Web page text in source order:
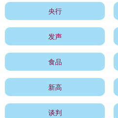
央行
发声
食品
新高
谈判